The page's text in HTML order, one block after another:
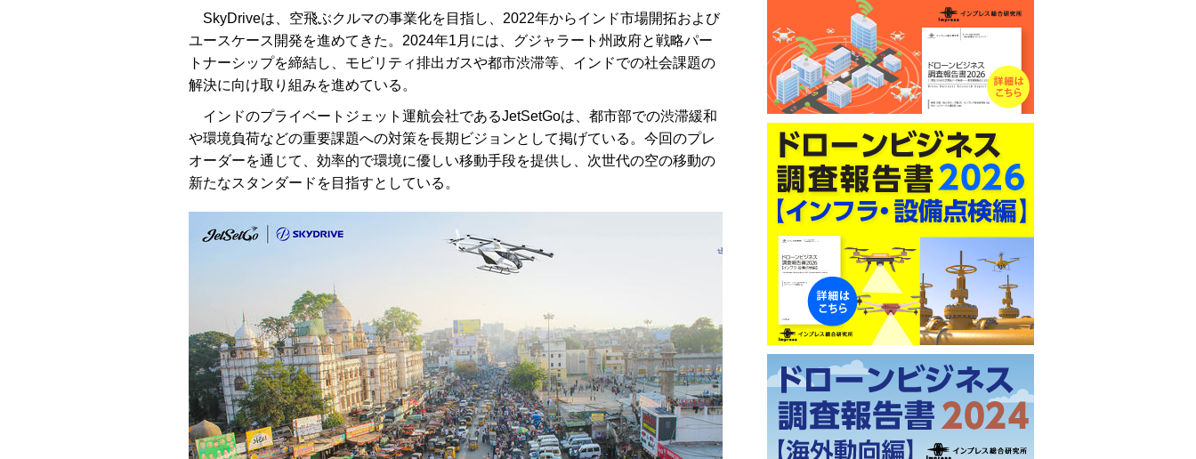
SkyDriveは、空飛ぶクルマの事業化を目指し、2022年からインド市場開拓および
ユースケース開発を進めてきた。2024年1月には、グジャラート州政府と戦略パー
トナーシップを締結し、モビリティ排出ガスや都市渋滞等、インドでの社会課題の
解決に向け取り組みを進めている。
インドのプライベートジェット運航会社であるJetSetGoは、都市部での渋滞緩和
や環境負荷などの重要課題への対策を長期ビジョンとして掲げている。今回のプレ
オーダーを通じて、効率的で環境に優しい移動手段を提供し、次世代の空の移動の
新たなスタンダードを目指すとしている。